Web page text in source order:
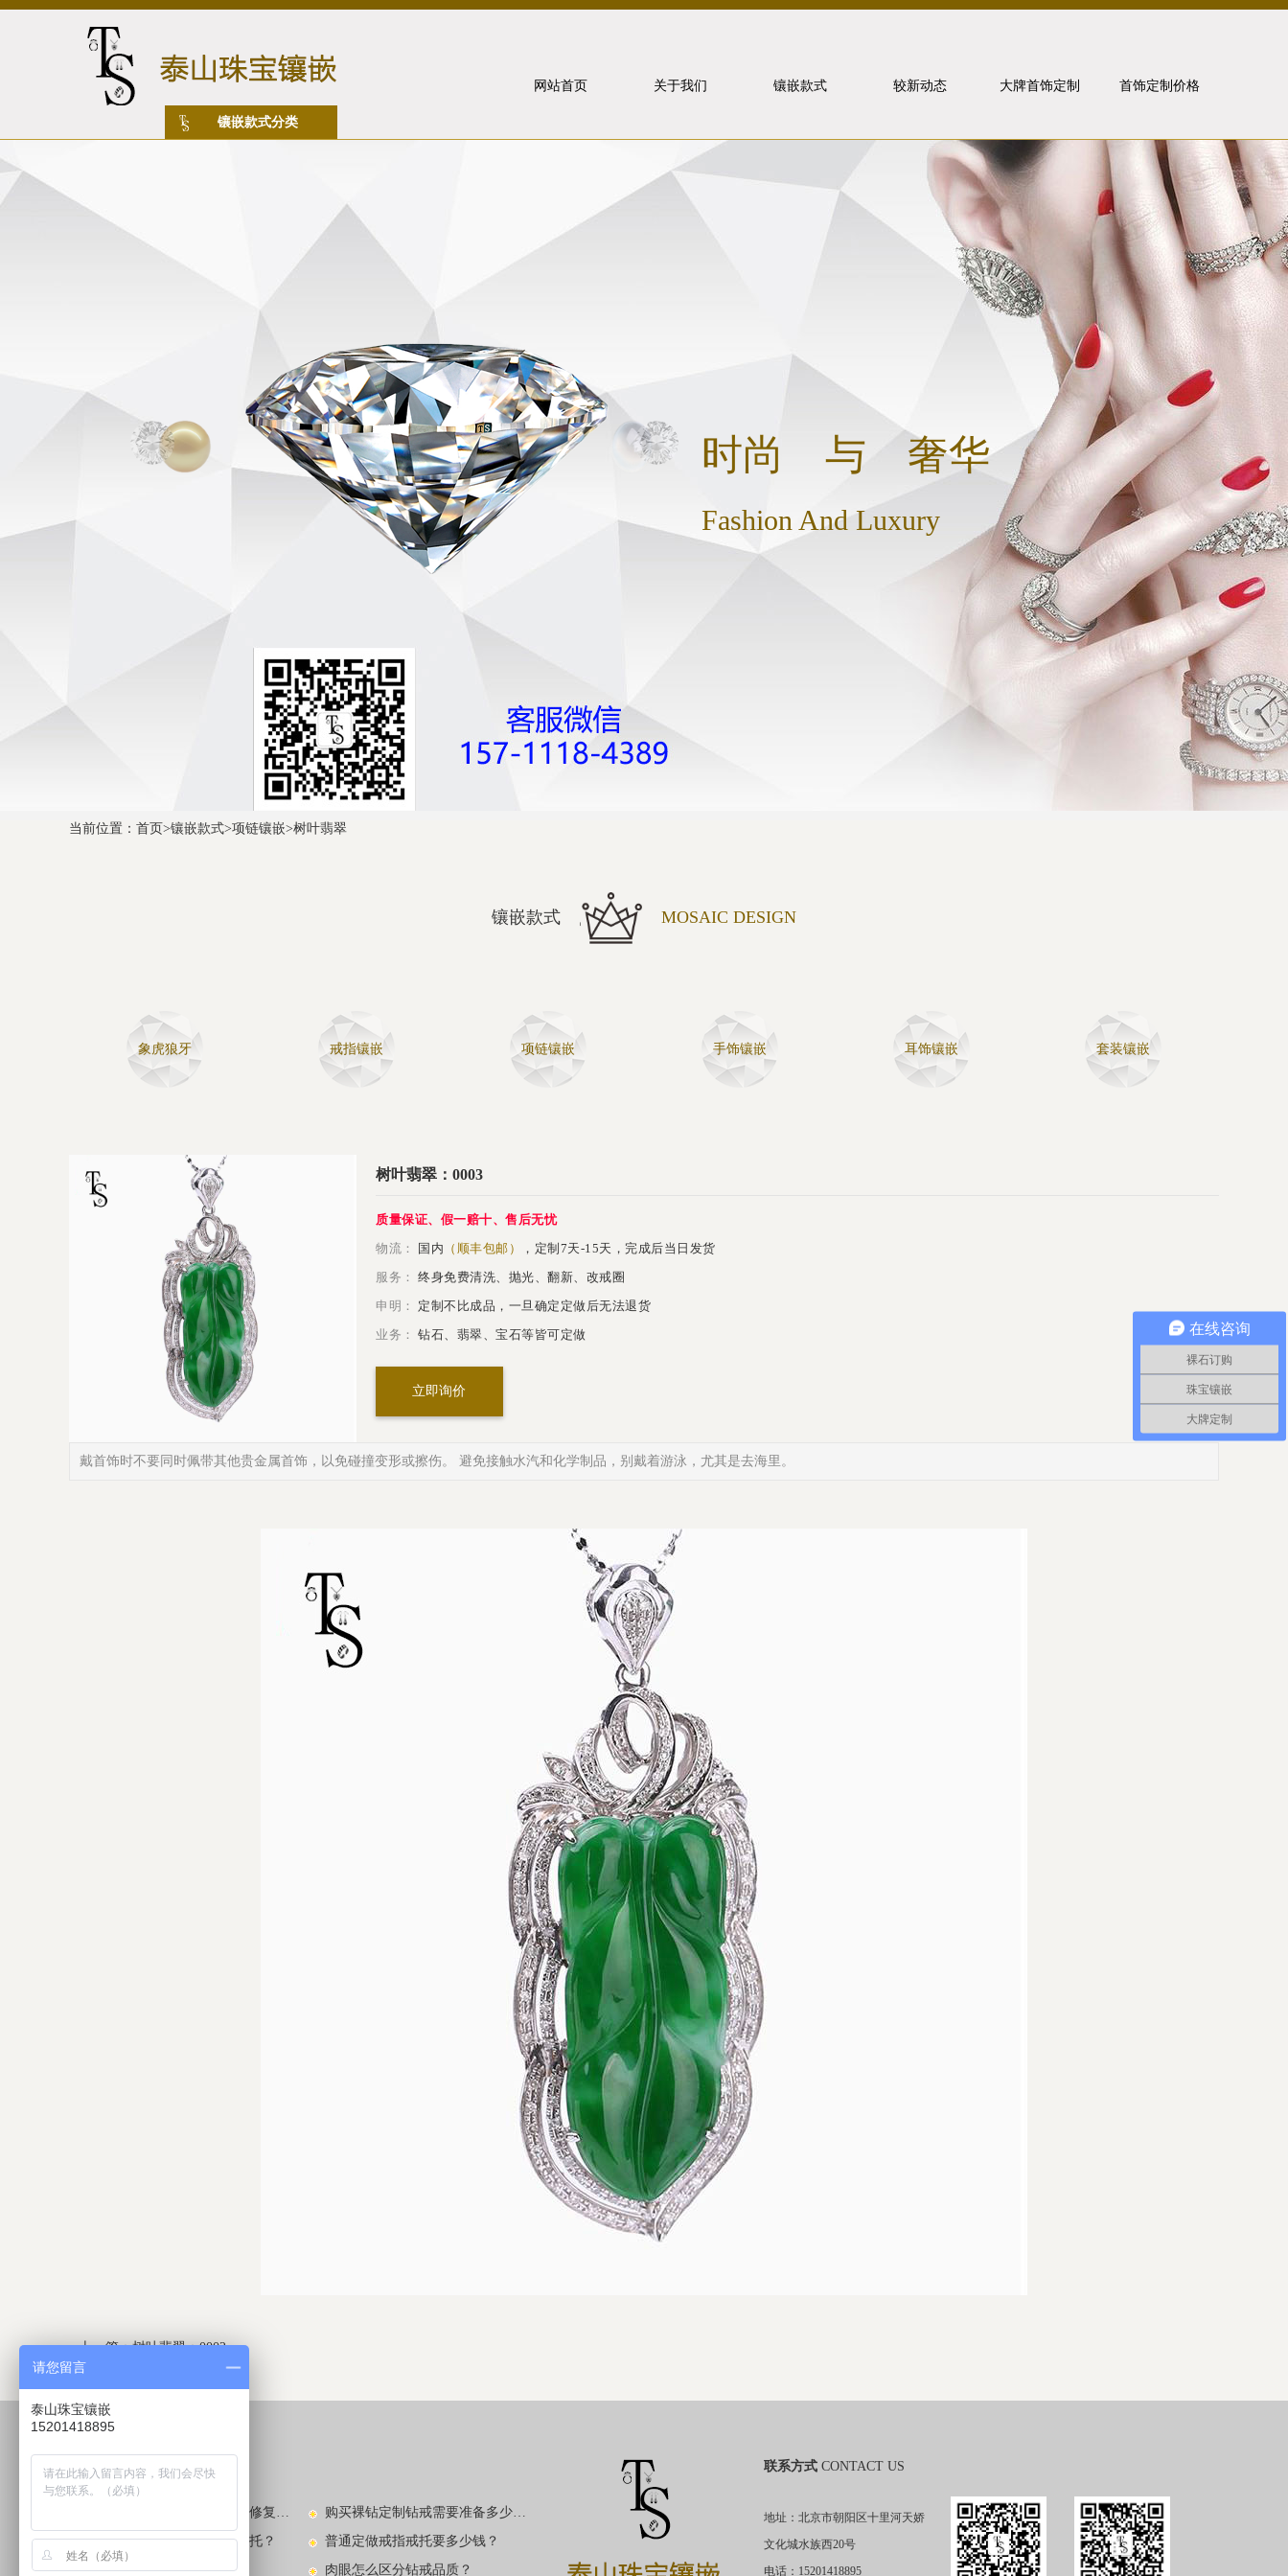
网站首页 关于我们
联系我们
重要事件
镶嵌款式 较新动态
金价走势
大牌首饰定制
宝格丽
梵克雅宝
首饰定制价格
镶嵌款式分类
时尚 与 奢华
Fashion And Luxury
当前位置： 首页>镶嵌款式>项链镶嵌>树叶翡翠
镶嵌款式 MOSAIC DESIGN
象虎狼牙 戒指镶嵌 项链镶嵌 手饰镶嵌 耳饰镶嵌 套装镶嵌
树叶翡翠：0003
质量保证、假一赔十、售后无忧
物流：
国内 （顺丰包邮）
，定制7天-15天，完成后当日发货
服务：
终身免费清洗、抛光、翻新、改戒圈
申明：
定制不比成品，一旦确定定做后无法退货
业务：
钻石、翡翠、宝石等皆可定做
立即询价
戴首饰时不要同时佩带其他贵金属首饰，以免碰撞变形或擦伤。 避免接触水汽和化学制品，别戴着游泳，尤其是去海里。
上一篇：树叶翡翠：0002
下一篇：
较新动态 LATEST NEWS​
钻戒款式不喜欢去哪里换戒托？
普通定做戒指戒托要多少钱？
看图识别中国玉手镯款式
肉眼怎么区分钻戒品质？
联系方式 CONTACT US
地址：北京市朝阳区十里河天娇
文化城水族西20号
电话：15201418895
在线咨询
裸石订购
珠宝镶嵌
大牌定制
请您留言
泰山珠宝镶嵌
15201418895